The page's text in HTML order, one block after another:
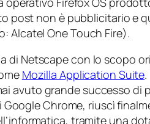
post non è pubblicitario
Alcatel One Touch Fire).
di Netscapecon lo scopo
Mozilla Application Suite.
avuto grande successo
Google Chrome, riuscì
tramite una